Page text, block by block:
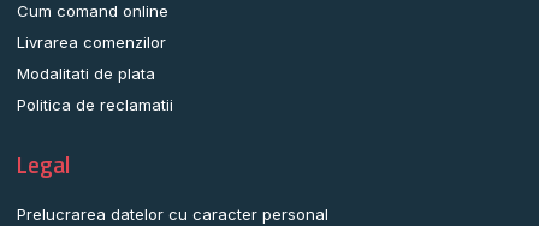
Cum comand online
Livrarea comenzilor
Modalitati de plata
Politica de reclamatii
Legal
Prelucrarea datelor cu caracter personal